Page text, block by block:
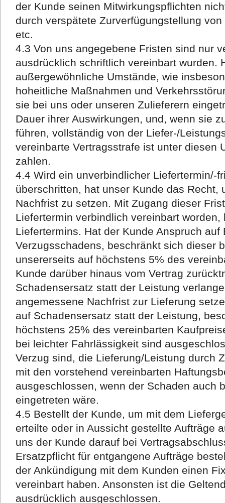
der Kunde seinen Mitwirkungspflichten
durch verspätete Zurverfügungstellung
etc.
4.3 Von uns angegebene Fristen sind nur
ausdrücklich schriftlich vereinbart wurden.
außergewöhnliche Umstände, wie
hoheitliche Maßnahmen und
sie bei uns oder unseren Zulieferern
Dauer ihrer Auswirkungen, und, wenn sie
führen, vollständig von der Liefer-/
vereinbarte Vertragsstrafe ist unter diesen
zahlen.
4.4 Wird ein unverbindlicher Liefertermin/-
überschritten, hat unser Kunde das Recht,
Nachfrist zu setzen. Mit Zugang dieser
Liefertermin verbindlich vereinbart worden,
Liefertermins. Hat der Kunde Anspruch auf
Verzugsschadens, beschränkt sich dieser
unsererseits auf höchstens 5% des
Kunde darüber hinaus vom Vertrag
Schadensersatz statt der Leistung
angemessene Nachfrist zur Lieferung
auf Schadensersatz statt der Leistung,
höchstens 25% des vereinbarten
bei leichter Fahrlässigkeit sind
Verzug sind, die Lieferung/Leistung durch
mit den vorstehend vereinbarten
ausgeschlossen, wenn der Schaden auch
eingetreten wäre.
4.5 Bestellt der Kunde, um mit dem
erteilte oder in Aussicht gestellte Aufträge
uns der Kunde darauf bei
Ersatzpflicht für entgangene Aufträge
der Ankündigung mit dem Kunden einen
vereinbart haben. Ansonsten ist die
ausdrücklich ausgeschlossen.